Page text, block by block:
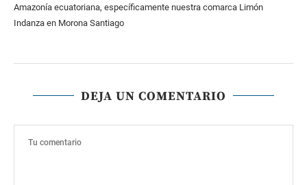
Amazonía ecuatoriana, específicamente nuestra comarca Limón
Indanza en Morona Santiago
DEJA UN COMENTARIO